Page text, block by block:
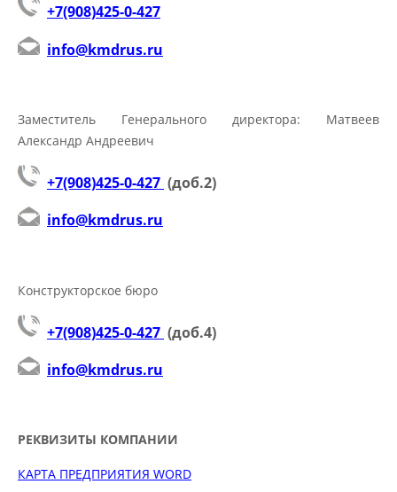
+7(908)425-0-427
info@kmdrus.ru
Заместитель Генерального директора: Матвеев
Александр Андреевич
+7(908)425-0-427 (доб.2)
info@kmdrus.ru
Конструкторское бюро
+7(908)425-0-427 (доб.4)
info@kmdrus.ru
РЕКВИЗИТЫ КОМПАНИИ
КАРТА ПРЕДПРИЯТИЯ WORD